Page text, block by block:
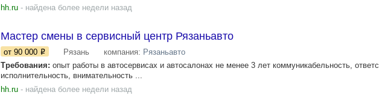
hh.ru - найдена более недели назад
Мастер смены в сервисный центр Рязаньавто
от 90 000 Рязань компания: Рязаньавто
Требования: опыт работы в автосервисах и автосалонах не менее 3 лет коммуникабельность,
исполнительность, внимательность ...
hh.ru - найдена более недели назад